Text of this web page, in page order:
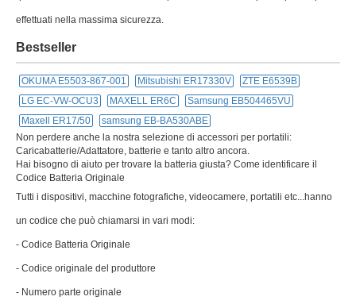
effettuati nella massima sicurezza.
Bestseller
OKUMA E5503-867-001 Mitsubishi ER17330V
ZTE E6539B
LG EC-VW-OCU3
MAXELL ER6C
Samsung EB504465VU
Maxell ER17/50
samsung EB-BA530ABE
Non perdere anche la nostra selezione di accessori per portatili:
Caricabatterie/Adattatore, batterie e tanto altro ancora.
Hai bisogno di aiuto per trovare la batteria giusta? Come identificare il
Codice Batteria Originale
Tutti i dispositivi, macchine fotografiche, videocamere, portatili etc...hanno
un codice che può chiamarsi in vari modi:
- Codice Batteria Originale
- Codice originale del produttore
- Numero parte originale